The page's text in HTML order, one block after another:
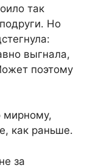
так
Но
выгнала,
поэтому
мирному,
как раньше.
за